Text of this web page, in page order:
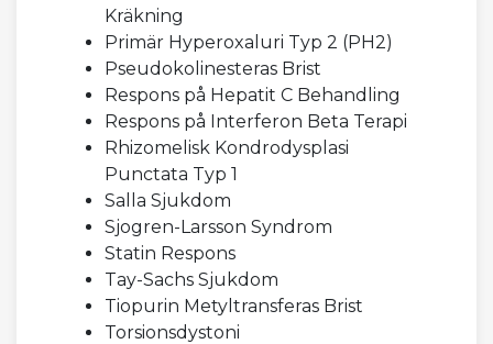
Kräkning
Primär Hyperoxaluri Typ 2 (PH2)
Pseudokolinesteras Brist
Respons på Hepatit C Behandling
Respons på Interferon Beta Terapi
Rhizomelisk Kondrodysplasi
Punctata Typ 1
Salla Sjukdom
Sjogren-Larsson Syndrom
Statin Respons
Tay-Sachs Sjukdom
Tiopurin Metyltransferas Brist
Torsionsdystoni